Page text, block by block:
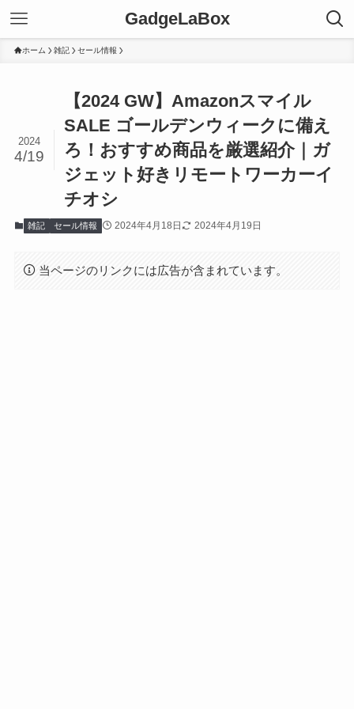
GadgeLaBox
ホーム 雑記 セール情報
【2024 GW】Amazonスマイル
SALE ゴールデンウィークに備え
ろ！おすすめ商品を厳選紹介｜ガ
ジェット好きリモートワーカーイ
チオシ
2024
4/19
雑記 セール情報 2024年4月18日 2024年4月19日
当ページのリンクには広告が含まれています。